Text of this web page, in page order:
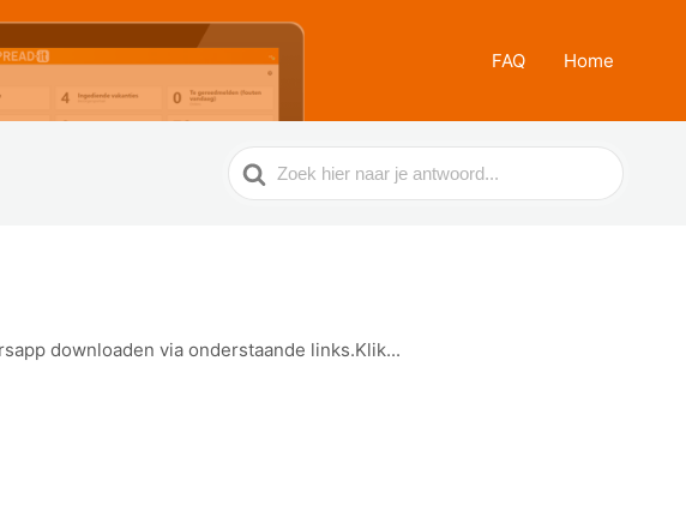
FAQ Home
Zoek
naar
downloaden via onderstaande links.Klik...